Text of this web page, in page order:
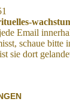
Email
schaue bitte
sie dort